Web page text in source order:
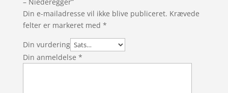
Din e-mailadresse vil ikke blive publiceret. Krævede
felter er markeret med *
Din vurdering
Din anmeldelse *